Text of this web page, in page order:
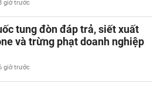
giờ trước
tung đòn đáp trả, siết xuất
và trừng phạt doanh nghiệp
giờ trước